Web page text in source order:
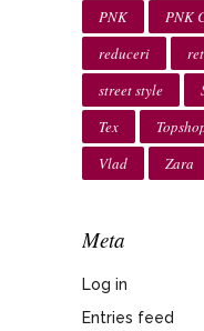
PNK
PNK
reduceri
street style
Tex
Vlad
Zara
Meta
Log in
Entries feed